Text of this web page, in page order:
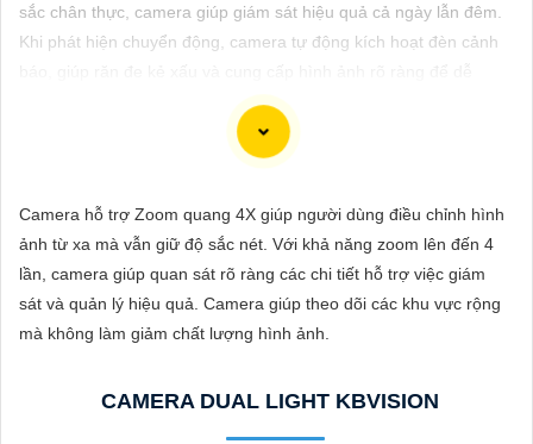
PHỤ
KIỆN
VẤN
DỊCH
VỤ
sắc chân thực, camera giúp giám sát hiệu quả cả ngày lẫn đêm.
Khi phát hiện chuyển động, camera tự động kích hoạt đèn cảnh
dàng nhận diện hoạt động trong bóng tối.
Camera Xoay 360 Trong Nhà Chuyên nghiệp là sự lựa chọn
đáng tin cậy cho dự án của bạn. Với khả năng quay xung quanh
Camera Xoay 360 Trong Nhà Chuyên nghiệp được thiết kế để
đáp ứng nhu cầu an ninh và giám sát hiệu quả cho dự án của
Camera hỗ trợ Zoom quang 4X giúp người dùng điều chỉnh hình
ảnh từ xa mà vẫn giữ độ sắc nét. Với khả năng zoom lên đến 4
lần, camera giúp quan sát rõ ràng các chi tiết hỗ trợ việc giám
sát và quản lý hiệu quả. Camera giúp theo dõi các khu vực rộng
mà không làm giảm chất lượng hình ảnh.
CAMERA DUAL LIGHT KBVISION